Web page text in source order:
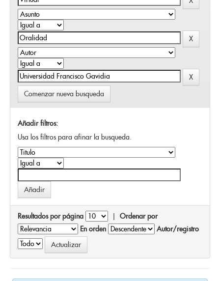
Comenzar nueva busqueda
Añadir filtros:
Usa los filtros para afinar la busqueda.
Resultados por página | Ordenar por
En orden
Autor/registro